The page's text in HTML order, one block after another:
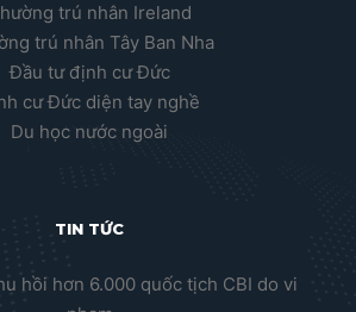
trú nhân Ireland
trú nhân Tây Ban Nha
Đầu tư định cư Đức
cư Đức diện tay nghề
Du học nước ngoài
TIN TỨC
hồi hơn 6.000 quốc tịch CBI do vi